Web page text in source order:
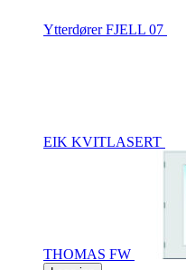
YtterdørerFJELL 07
EIK KVITLASERT
THOMAS FW